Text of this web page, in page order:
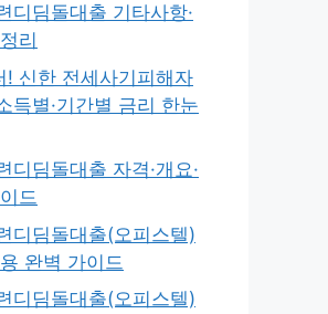
디딤돌대출 기타사항·
리
! 신한 전세사기피해자
득별·기간별 금리 한눈
디딤돌대출 자격·개요·
드
디딤돌대출(오피스텔)
완벽 가이드
디딤돌대출(오피스텔)